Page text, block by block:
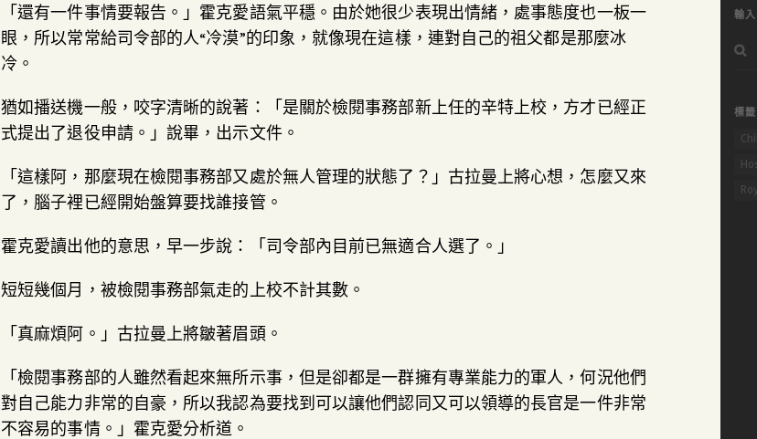
輸
尋
字:
標籤
「還有一件事情要報告。」霍克愛語氣平穩。由於她很少表現出情緒，處事態度也一板一
眼，所以常常給司令部的人“冷漠”的印象，就像現在這樣，連對自己的祖父都是那麼冰
冷。
猶如播送機一般，咬字清晰的說著：「是關於檢閱事務部新上任的辛特上校，方才已經正
式提出了退役申請。」說畢，出示文件。
「這樣阿，那麼現在檢閱事務部又處於無人管理的狀態了？」古拉曼上將心想，怎麼又來
了，腦子裡已經開始盤算要找誰接管。
霍克愛讀出他的意思，早一步說：「司令部內目前已無適合人選了。」
短短幾個月，被檢閱事務部氣走的上校不計其數。
「真麻煩阿。」古拉曼上將皺著眉頭。
「檢閱事務部的人雖然看起來無所示事，但是卻都是一群擁有專業能力的軍人，何況他們
對自己能力非常的自豪，所以我認為要找到可以讓他們認同又可以領導的長官是一件非常
不容易的事情。」霍克愛分析道。